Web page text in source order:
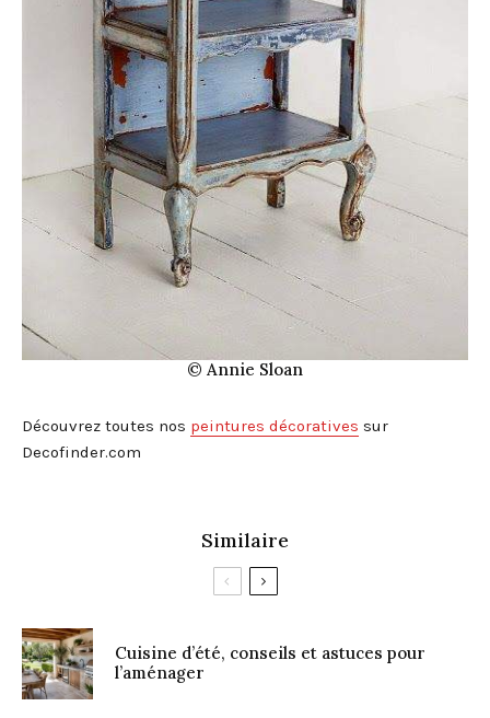
© Annie Sloan
Découvrez toutes nos peintures décoratives sur
Decofinder.com
Similaire
Cuisine d’été, conseils et astuces pour
l’aménager